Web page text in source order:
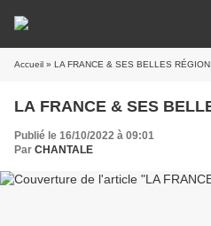
Accueil » LA FRANCE & SES BELLES
LA FRANCE & SES
Publié le 16/10/2022 à 09:01
Par CHANTALE